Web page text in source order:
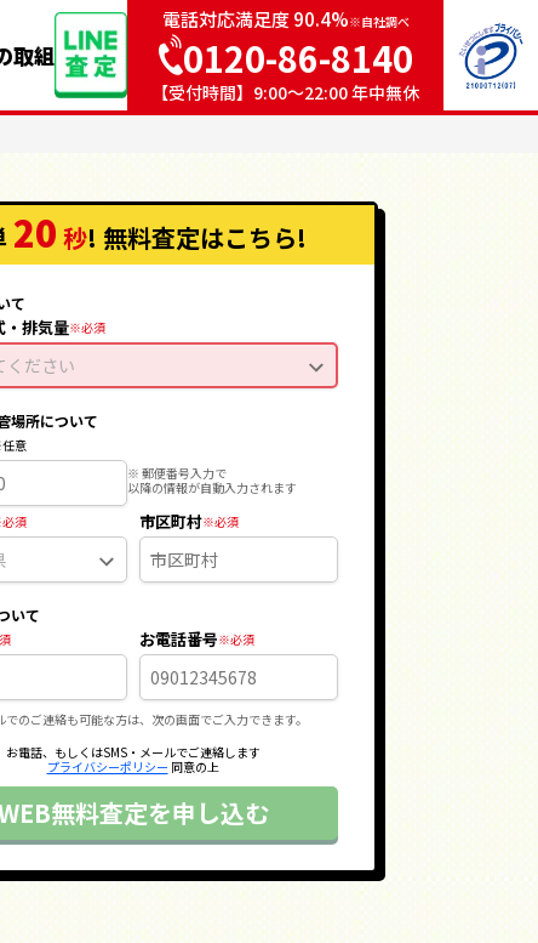
取組
電話対応満足度 90.4%※自社調べ
0120-86-8140
【受付時間】9:00〜22:00 年中無休
20 秒! 無料査定はこちら!
て
・排気量
ください
場所について
※ 郵便番号入力で
以降の情報が自動入力されます
市区町村
いて
お電話番号
のご連絡も可能な方は、次の画面でご入力できます。
お電話、もしくはSMS・メールでご連絡します
プライバシーポリシー 同意の上
無料査定を申し込む